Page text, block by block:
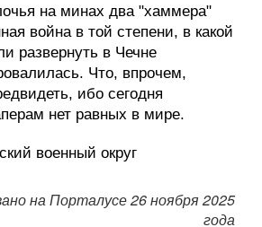
на минах два "хаммера"
война в той степени, в какой
развернуть в Чечне
Что, впрочем,
ибо сегодня
нет равных в мире.
военный округ
на Порталусе 26 ноября 2025
года